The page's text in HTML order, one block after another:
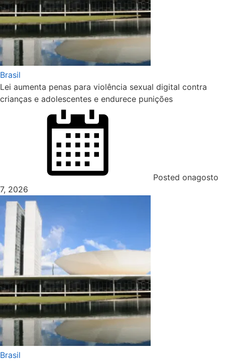
Brasil
Lei aumenta penas para violência sexual digital contra
crianças e adolescentes e endurece punições
Posted onagosto
7, 2026
Brasil